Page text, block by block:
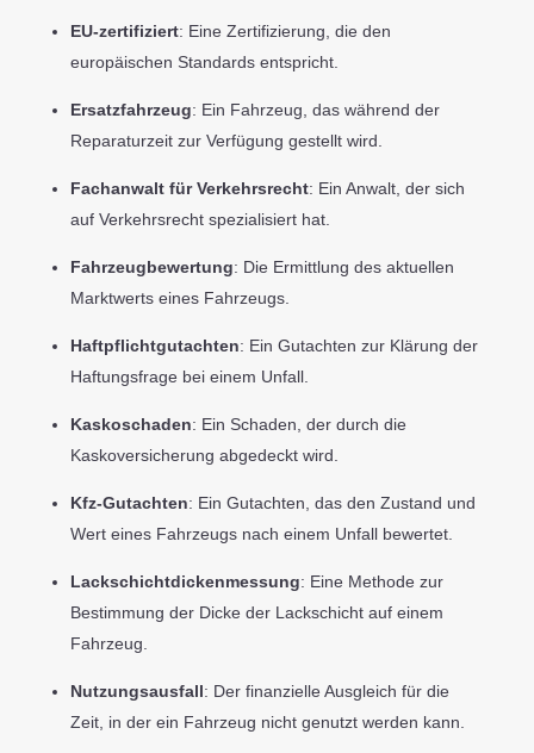
EU-zertifiziert: Eine Zertifizierung, die den
europäischen Standards entspricht.
Ersatzfahrzeug: Ein Fahrzeug, das während der
Reparaturzeit zur Verfügung gestellt wird.
Fachanwalt für Verkehrsrecht: Ein Anwalt, der sich
auf Verkehrsrecht spezialisiert hat.
Fahrzeugbewertung: Die Ermittlung des aktuellen
Marktwerts eines Fahrzeugs.
Haftpflichtgutachten: Ein Gutachten zur Klärung der
Haftungsfrage bei einem Unfall.
Kaskoschaden: Ein Schaden, der durch die
Kaskoversicherung abgedeckt wird.
Kfz-Gutachten: Ein Gutachten, das den Zustand und
Wert eines Fahrzeugs nach einem Unfall bewertet.
Lackschichtdickenmessung: Eine Methode zur
Bestimmung der Dicke der Lackschicht auf einem
Fahrzeug.
Nutzungsausfall: Der finanzielle Ausgleich für die
Zeit, in der ein Fahrzeug nicht genutzt werden kann.